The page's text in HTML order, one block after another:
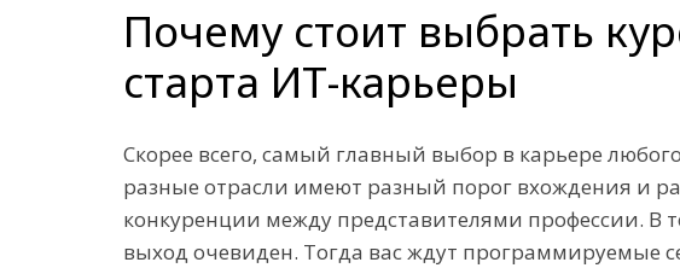
Почему стоит выбрать
старта ИТ-карьеры
Скорее всего, самый главный выбор в карьере
разные отрасли имеют разный порог вхождения и
конкуренции между представителями профессии. В
выход очевиден. Тогда вас ждут программируемые